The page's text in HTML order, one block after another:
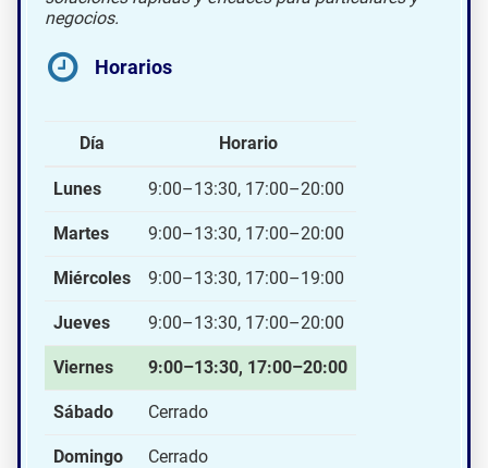
negocios.
Horarios
Día Horario
Lunes 9:00–13:30, 17:00–20:00
Martes 9:00–13:30, 17:00–20:00
Miércoles 9:00–13:30, 17:00–19:00
Jueves 9:00–13:30, 17:00–20:00
Viernes 9:00–13:30, 17:00–20:00
Sábado Cerrado
Domingo Cerrado